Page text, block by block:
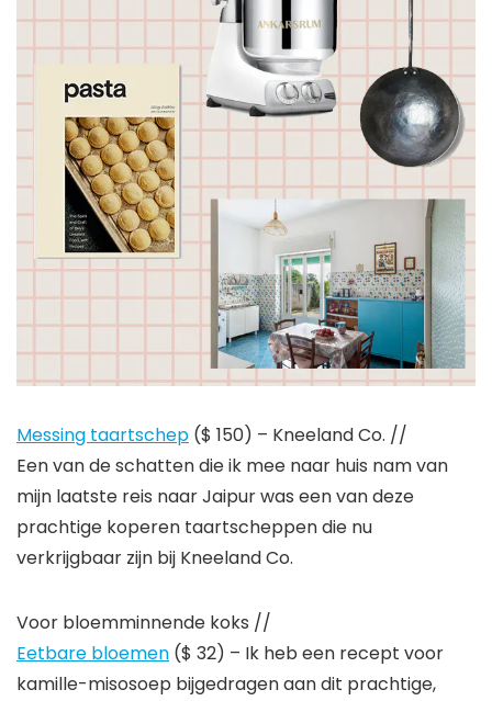
Messing taartschep ($ 150) – Kneeland Co. //
Een van de schatten die ik mee naar huis nam van
mijn laatste reis naar Jaipur was een van deze
prachtige koperen taartscheppen die nu
verkrijgbaar zijn bij Kneeland Co.
Voor bloemminnende koks //
Eetbare bloemen ($ 32) – Ik heb een recept voor
kamille-misosoep bijgedragen aan dit prachtige,